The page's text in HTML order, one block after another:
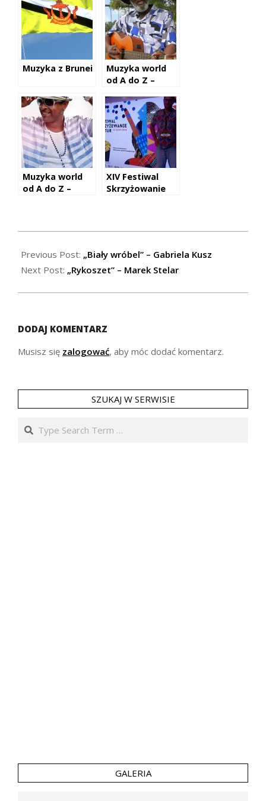
Muzyka z Brunei
Muzyka world
od A do Z –
Muzyka world
od A do Z –
XIV Festiwal
Skrzyżowanie
08-
26
Previous Post: „Biały wróbel” – Gabriela Kusz
Next Post: „Rykoszet” – Marek Stelar
DODAJ KOMENTARZ
Musisz się zalogować, aby móc dodać komentarz.
SZUKAJ W SERWISIE
Search
GALERIA